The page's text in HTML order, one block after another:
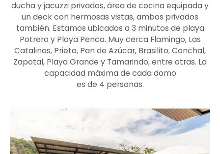
ducha y jacuzzi privados, área de cocina equipada y
un deck con hermosas vistas, ambos privados
también. Estamos ubicados a 3 minutos de playa
Potrero y Playa Penca. Muy cerca Flamingo, Las
Catalinas, Prieta, Pan de Azúcar, Brasilito, Conchal,
Zapotal, Playa Grande y Tamarindo, entre otras. La
capacidad máxima de cada domo
es de 4 personas.